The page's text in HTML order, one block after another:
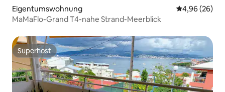
Eigentumswohnung
4,96 (26)
MaMaFlo-Grand T4-nahe Strand-Meerblick
Superhost
Superhost